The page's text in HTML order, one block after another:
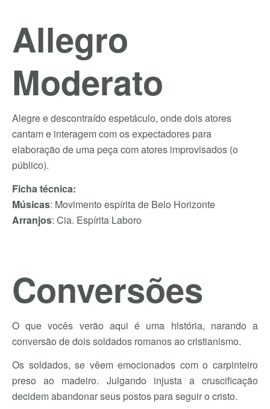
Allegro
Moderato
Alegre e descontraído espetáculo, onde dois atores
cantam e interagem com os expectadores para
elaboração de uma peça com atores improvisados (o
público).
Ficha técnica:
Músicas: Movimento espírita de Belo Horizonte
Arranjos: Cia. Espírita Laboro
Conversões
O que vocês verão aqui é uma história, narando a
conversão de dois soldados romanos ao cristianismo.
Os soldados, se vêem emocionados com o carpinteiro
preso ao madeiro. Julgando injusta a cruscificação
decidem abandonar seus postos para seguir o cristo.